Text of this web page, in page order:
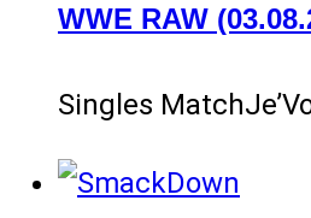
WWE RAW
Singles